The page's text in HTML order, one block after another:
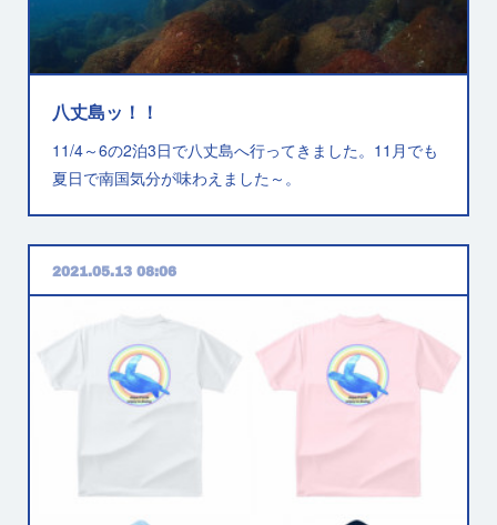
八丈島ッ！！
11/4～6の2泊3日で八丈島へ行ってきました。11月でも
夏日で南国気分が味わえました～。
2021.05.13 08:06